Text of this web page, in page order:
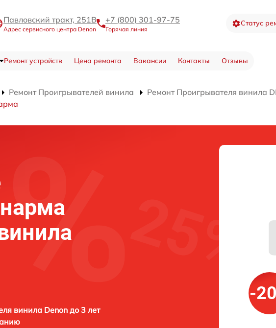
Павловский тракт, 251В
Адрес сервисного центра Denon
+7 (800) 301-97-75
Горячая линия
Статус
Ремонт устройств Цена ремонта Вакансии Контакты Отзывы
Ремонт Проигрывателей винила
Ремонт Проигрывателя винила
винила Denon до 3 лет
-